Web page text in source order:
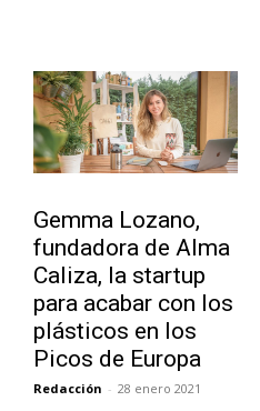
Gemma Lozano,
fundadora de Alma
Caliza, la startup
para acabar con los
plásticos en los
Picos de Europa
Redacción - 28 enero 2021